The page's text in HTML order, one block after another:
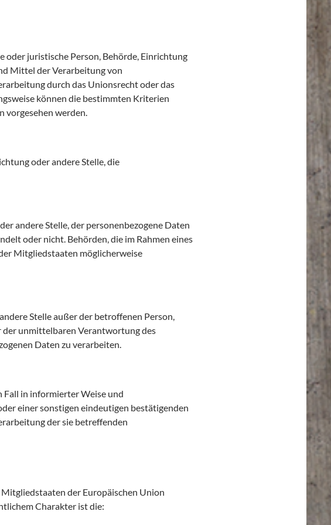
juristische Person, Behörde, Einrichtung
Mittel der Verarbeitung von
durch das Unionsrecht oder das
können die bestimmten Kriterien
vorgesehen werden.
oder andere Stelle, die
andere Stelle, der personenbezogene Daten
oder nicht. Behörden, die im Rahmen eines
Mitgliedstaaten möglicherweise
Stelle außer der betroffenen Person,
unmittelbaren Verantwortung des
Daten zu verarbeiten.
in informierter Weise und
einer sonstigen eindeutigen bestätigenden
der sie betreffenden
der Europäischen Union
Charakter ist die: